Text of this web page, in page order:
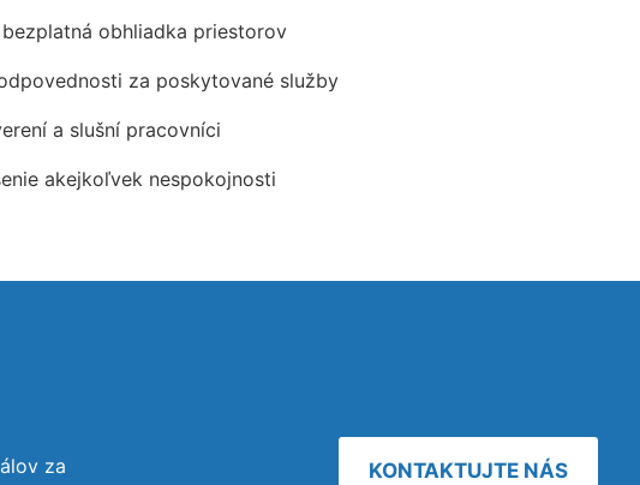
obhliadka priestorov
za poskytované služby
a slušní pracovníci
akejkoľvek nespokojnosti
za KONTAKTUJTE NÁS